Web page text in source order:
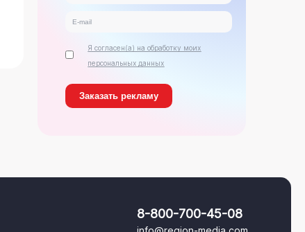
Я согласен(а) на обработку моих
персональных данных
8-800-700-45-08